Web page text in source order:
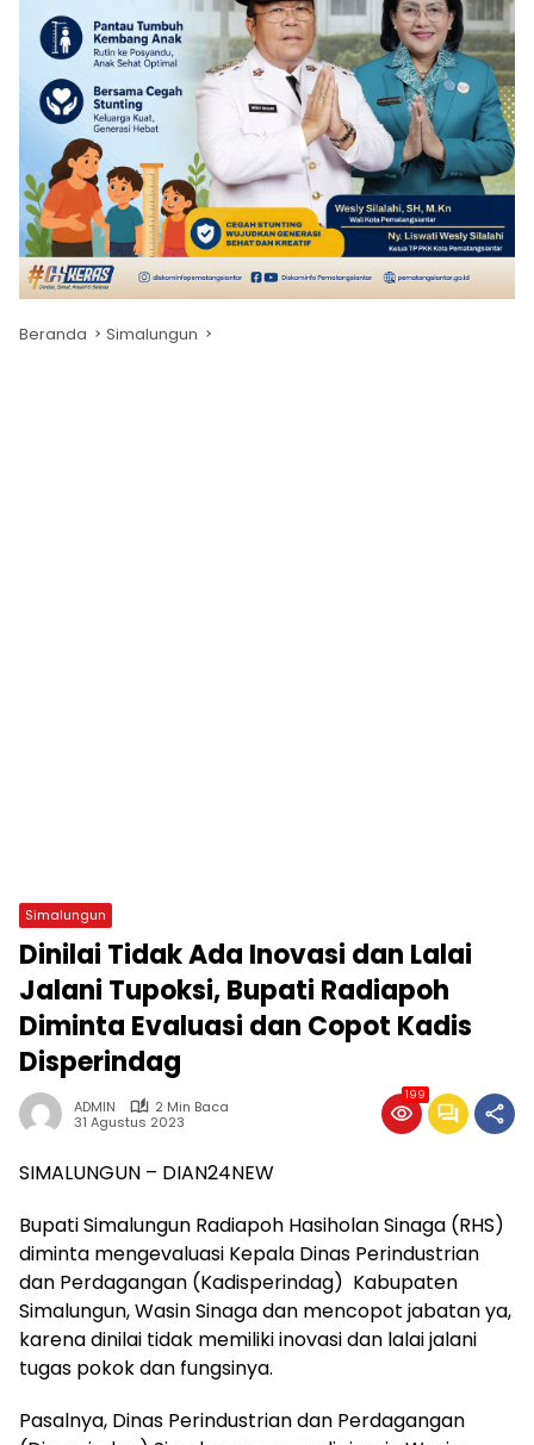
Beranda Simalungun
Simalungun
Dinilai Tidak Ada Inovasi dan Lalai
Jalani Tupoksi, Bupati Radiapoh
Diminta Evaluasi dan Copot Kadis
Disperindag
ADMIN
2 Min Baca
31 Agustus 2023
199
SIMALUNGUN – DIAN24NEW
Bupati Simalungun Radiapoh Hasiholan Sinaga (RHS)
diminta mengevaluasi Kepala Dinas Perindustrian
dan Perdagangan (Kadisperindag) Kabupaten
Simalungun, Wasin Sinaga dan mencopot jabatan ya,
karena dinilai tidak memiliki inovasi dan lalai jalani
tugas pokok dan fungsinya.
Pasalnya, Dinas Perindustrian dan Perdagangan